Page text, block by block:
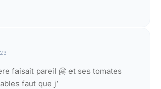
faisait pareil 🤗 et ses tomates
faut que j’